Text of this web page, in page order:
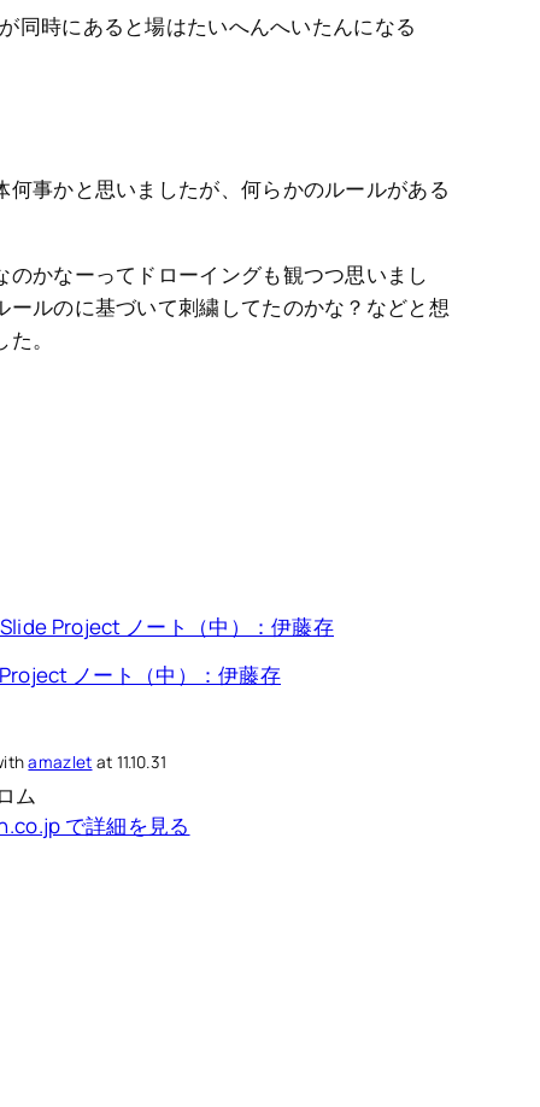
時にあると場はたいへんへいたんになる
事かと思いましたが、何らかのルールがある
かなーってドローイングも観つつ思いまし
ルのに基づいて刺繍してたのかな？などと想
。
ノート（中）：伊藤存
amazlet at 11.10.31
ム
で詳細を見る